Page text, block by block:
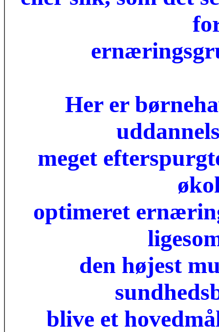
Her er
meget
optimeret
den højest
blive et